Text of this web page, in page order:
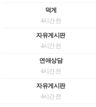
덕게
4시간 전
자유게시판
4시간 전
연애상담
4시간 전
자유게시판
4시간 전